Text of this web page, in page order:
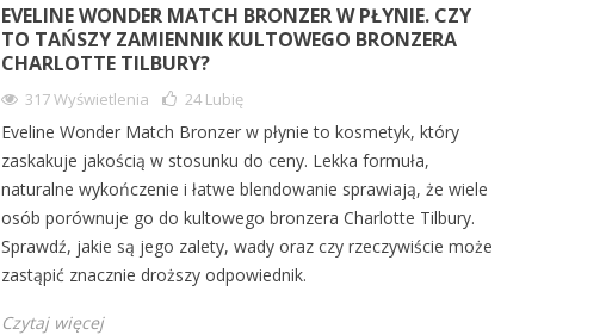
EVELINE WONDER MATCH BRONZER W PŁYNIE. CZY
TO TAŃSZY ZAMIENNIK KULTOWEGO BRONZERA
CHARLOTTE TILBURY?
317 Wyświetlenia 24 Lubię
Eveline Wonder Match Bronzer w płynie to kosmetyk, który
zaskakuje jakością w stosunku do ceny. Lekka formuła,
naturalne wykończenie i łatwe blendowanie sprawiają, że wiele
osób porównuje go do kultowego bronzera Charlotte Tilbury.
Sprawdź, jakie są jego zalety, wady oraz czy rzeczywiście może
zastąpić znacznie droższy odpowiednik.
Czytaj więcej